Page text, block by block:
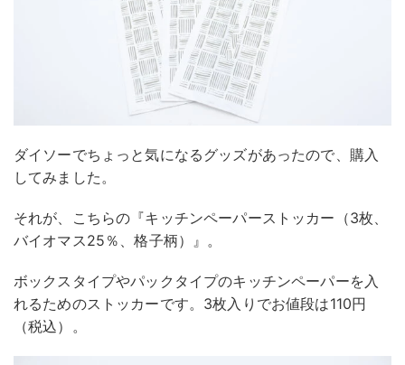
ダイソーでちょっと気になるグッズがあったので、購入
してみました。
それが、こちらの『キッチンペーパーストッカー（3枚、
バイオマス25％、格子柄）』。
ボックスタイプやパックタイプのキッチンペーパーを入
れるためのストッカーです。3枚入りでお値段は110円
（税込）。